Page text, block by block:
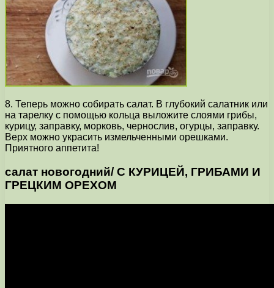
8. Теперь можно собирать салат. В глубокий салатник или
на тарелку с помощью кольца выложите слоями грибы,
курицу, заправку, морковь, чернослив, огурцы, заправку.
Верх можно украсить измельченными орешками.
Приятного аппетита!
салат новогодний/ С КУРИЦЕЙ, ГРИБАМИ И
ГРЕЦКИМ ОРЕХОМ